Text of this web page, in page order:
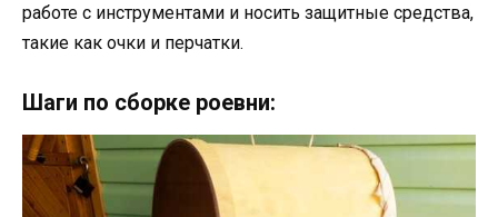
работе с инструментами и носить защитные средства,
такие как очки и перчатки.
Шаги по сборке роевни: